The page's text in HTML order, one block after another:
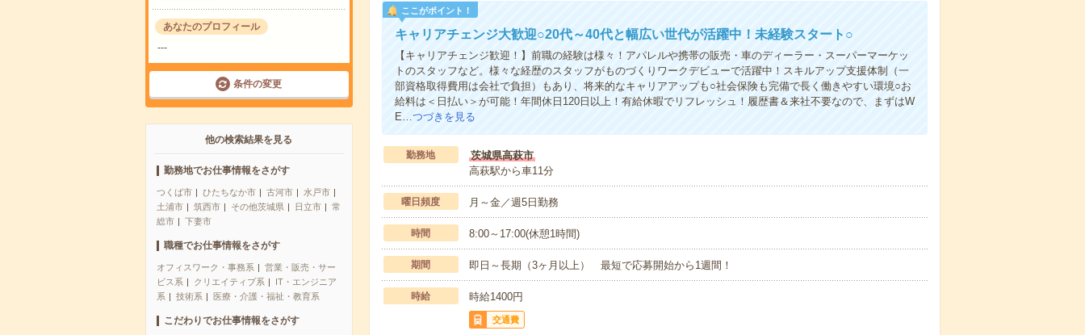
あなたのプロフィール
---
条件の変更
他の検索結果を見る
勤務地でお仕事情報をさがす
つくば市 ひたちなか市 古河市
水戸市
土浦市
筑西市 その他茨城県 日立市
常
総市
下妻市
職種でお仕事情報をさがす
オフィスワーク・事務系
営業・販売・サー
ビス系
クリエイティブ系
IT・エンジニア
系
技術系 医療・介護・福祉・教育系
こだわりでお仕事情報をさがす
ここがポイント！
キャリアチェンジ大歓迎○20代～40代と幅広い世代が活躍中！未経験スタート○
【キャリアチェンジ歓迎！】前職の経験は様々！アパレルや携帯の販売・車のディーラー・スーパーマーケッ
トのスタッフなど。様々な経歴のスタッフがものづくりワークデビューで活躍中！スキルアップ支援体制（一
部資格取得費用は会社で負担）もあり、将来的なキャリアアップも○社会保険も完備で長く働きやすい環境○お
給料は＜日払い＞が可能！年間休日120日以上！有給休暇でリフレッシュ！履歴書＆来社不要なので、まずはW
E…つづきを見る
勤務地
茨城県高萩市
高萩駅から車11分
曜日頻度 月～金／週5日勤務
時間 8:00～17:00(休憩1時間)
期間 即日～長期（3ヶ月以上） 最短で応募開始から1週間！
時給 時給1400円
交通費